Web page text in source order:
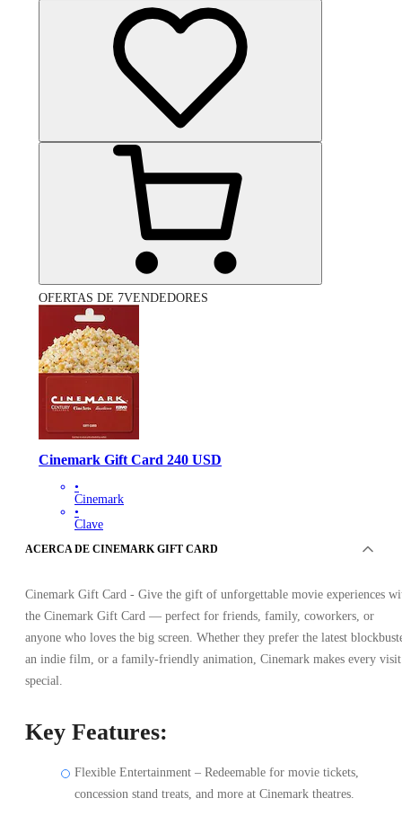
OFERTAS DE 7VENDEDORES
Cinemark Gift Card 240 USD
•
Cinemark
•
Clave
ESTADOS UNIDOS
ACERCA DE CINEMARK GIFT CARD
Cinemark Gift Card - Give the gift of unforgettable movie experiences
the Cinemark Gift Card — perfect for friends, family, coworkers, or
anyone who loves the big screen. Whether they prefer the latest
an indie film, or a family-friendly animation, Cinemark makes every visit
special.
Key Features:
Flexible Entertainment – Redeemable for movie tickets,
concession stand treats, and more at Cinemark theatres.